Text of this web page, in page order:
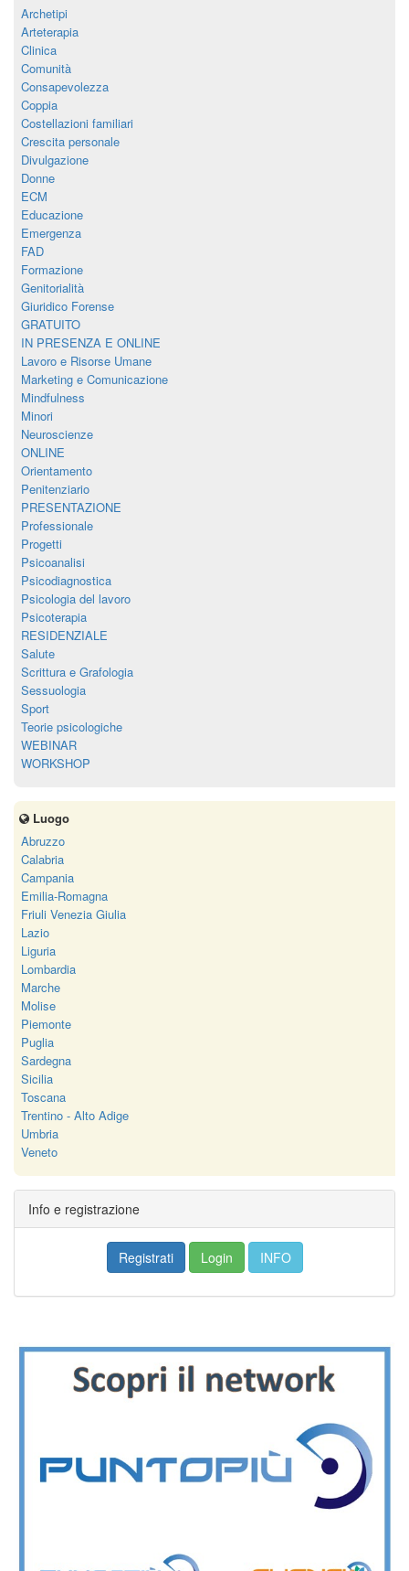
Archetipi
Arteterapia
Clinica
Comunità
Consapevolezza
Coppia
Costellazioni familiari
Crescita personale
Divulgazione
Donne
ECM
Educazione
Emergenza
FAD
Formazione
Genitorialità
Giuridico Forense
GRATUITO
IN PRESENZA E ONLINE
Lavoro e Risorse Umane
Marketing e Comunicazione
Mindfulness
Minori
Neuroscienze
ONLINE
Orientamento
Penitenziario
PRESENTAZIONE
Professionale
Progetti
Psicoanalisi
Psicodiagnostica
Psicologia del lavoro
Psicoterapia
RESIDENZIALE
Salute
Scrittura e Grafologia
Sessuologia
Sport
Teorie psicologiche
WEBINAR
WORKSHOP
Luogo
Abruzzo
Calabria
Campania
Emilia-Romagna
Friuli Venezia Giulia
Lazio
Liguria
Lombardia
Marche
Molise
Piemonte
Puglia
Sardegna
Sicilia
Toscana
Trentino - Alto Adige
Umbria
Veneto
Info e registrazione
Registrati Login INFO